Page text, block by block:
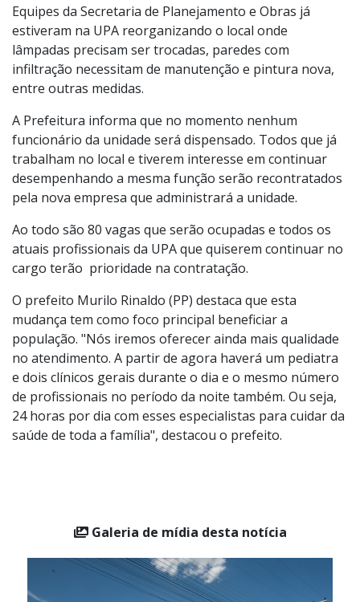
Equipes da Secretaria de Planejamento e Obras já
estiveram na UPA reorganizando o local onde
lâmpadas precisam ser trocadas, paredes com
infiltração necessitam de manutenção e pintura nova,
A Prefeitura informa que no momento nenhum
funcionário da unidade será dispensado. Todos que já
trabalham no local e tiverem interesse em continuar
desempenhando a mesma função serão recontratados
pela nova empresa que administrará a unidade.
Ao todo são 80 vagas que serão ocupadas e todos os
atuais profissionais da UPA que quiserem continuar no
cargo terão prioridade na contratação.
O prefeito Murilo Rinaldo (PP) destaca que esta
mudança tem como foco principal beneficiar a
população. "Nós iremos oferecer ainda mais qualidade
no atendimento. A partir de agora haverá um pediatra
e dois clínicos gerais durante o dia e o mesmo número
de profissionais no período da noite também. Ou seja,
24 horas por dia com esses especialistas para cuidar da
saúde de toda a família", destacou o prefeito.